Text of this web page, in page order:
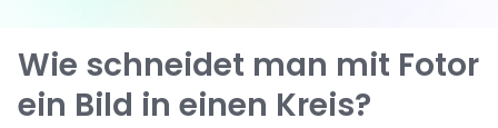
Wie schneidet man mit Fotor
ein Bild in einen Kreis?